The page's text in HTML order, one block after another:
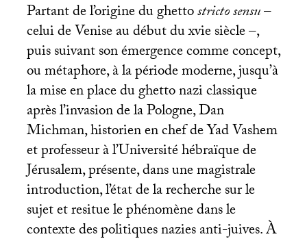
Partant de l’origine du ghettostricto sensu–
celui de Venise au début du xvie siècle –,
puis suivant son émergence comme concept,
ou métaphore, à la période moderne, jusqu’à
la mise en place du ghetto nazi classique
après l’invasion de la Pologne, Dan
Michman, historien en chef de Yad Vashem
et professeur à l’Université hébraïque de
Jérusalem, présente, dans une magistrale
introduction, l’état de la recherche sur le
sujet et resitue le phénomène dans le
contexte des politiques nazies anti-juives. À